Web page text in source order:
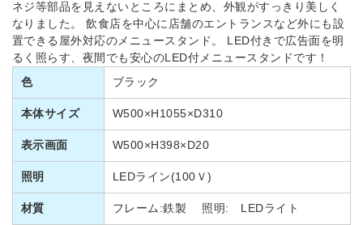
ネジ等部品を見えないところにまとめ、外観がすっきり美しく
なりました。 飲食店を中心に店舗のエントランスなど外にも設
置できる屋外対応のメニュースタンド。 LED付きで広告面を明
るく照らす、夜間でも安心のLED付メニュースタンドです！
色
ブラック
本体サイズ W500×H1055×D310
表示画面 W500×H398×D20
照明 LEDライン(100Ｖ)
材質 フレーム:鉄製 照明: LEDライト